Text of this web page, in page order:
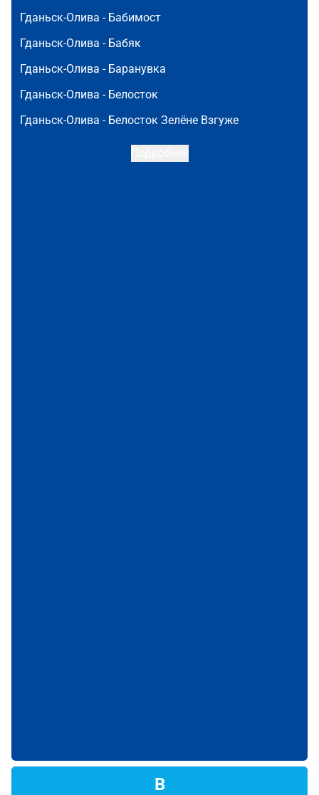
Гданьск-Олива - Бабимост
Гданьск-Олива - Бабяк
Гданьск-Олива - Баранувка
Гданьск-Олива - Белосток
Гданьск-Олива - Белосток Зелёне Взгуже
В